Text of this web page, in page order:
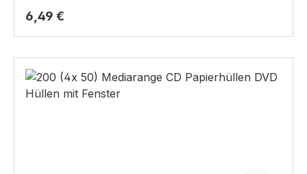
Regulärer Preis:
6,49 €